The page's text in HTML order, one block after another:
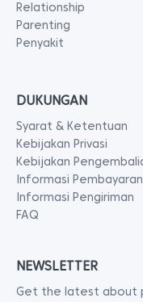
Relationship
Parenting
Penyakit
DUKUNGAN
Syarat & Ketentuan
Kebijakan Privasi
Kebijakan
Informasi Pembayaran
Informasi Pengiriman
FAQ
NEWSLETTER
Get the latest about